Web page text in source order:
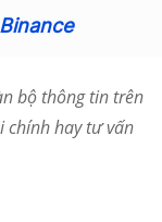
bộ thông tin trên
chính hay tư vấn